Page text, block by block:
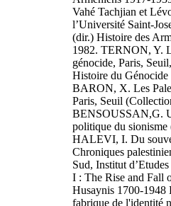
Vahé Tachjian et
l’Université Saint-
(dir.) Histoire des
1982. TERNON, Y.
génocide, Paris,
Histoire du Génocide
BARON, X. Les
Paris, Seuil
BENSOUSSAN,G.
politique du
HALEVI, I. Du
Chroniques
Sud, Institut
I : The Rise and Fall
Husaynis 1700-
fabrique de l'identité